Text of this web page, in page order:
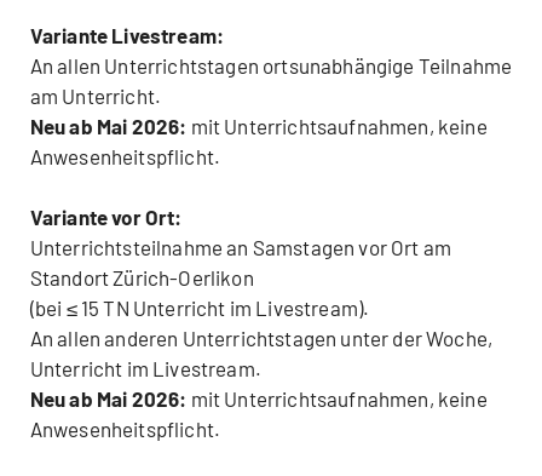
Variante Livestream:
An allen Unterrichtstagen ortsunabhängige Teilnahme
am Unterricht.
Neu ab Mai 2026: mit Unterrichtsaufnahmen, keine
Anwesenheitspflicht.
Variante vor Ort:
Unterrichtsteilnahme an Samstagen vor Ort am
Standort Zürich-Oerlikon
(bei ≤ 15 TN Unterricht im Livestream).
An allen anderen Unterrichtstagen unter der Woche,
Unterricht im Livestream.
Neu ab Mai 2026: mit Unterrichtsaufnahmen, keine
Anwesenheitspflicht.